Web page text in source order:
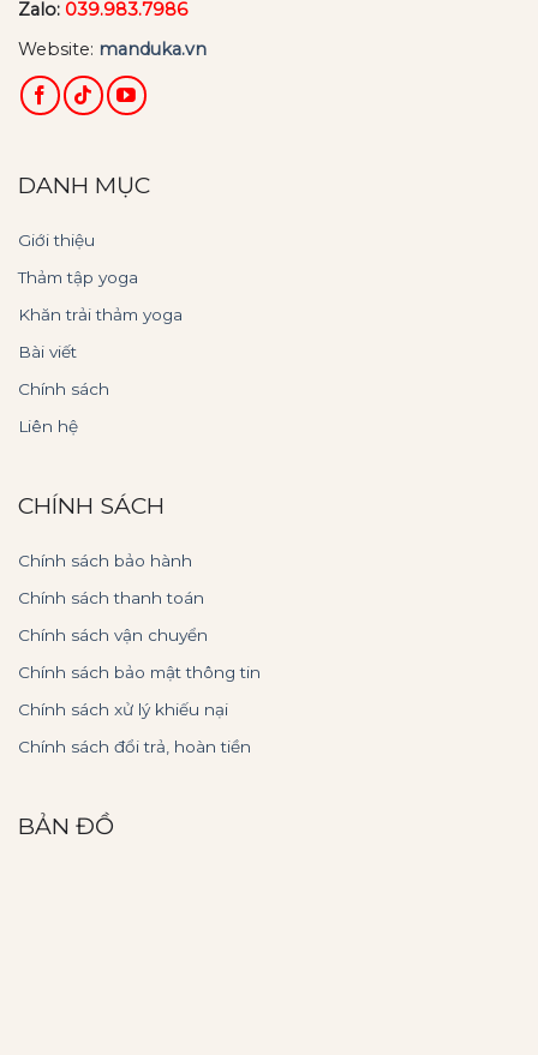
Zalo: 039.983.7986
Website: manduka.vn
DANH MỤC
Giới thiệu
Thảm tập yoga
Khăn trải thảm yoga
Bài viết
Chính sách
Liên hệ
CHÍNH SÁCH
Chính sách bảo hành
Chính sách thanh toán
Chính sách vận chuyển
Chính sách bảo mật thông tin
Chính sách xử lý khiếu nại
Chính sách đổi trả, hoàn tiền
BẢN ĐỒ